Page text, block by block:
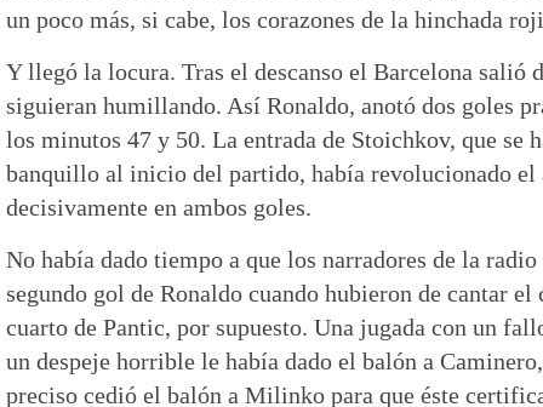
un poco más, si cabe, los corazones de la hinchada
Y llegó la locura. Tras el descanso el Barcelona salió
siguieran humillando. Así Ronaldo, anotó dos goles
los minutos 47 y 50. La entrada de Stoichkov, que se
banquillo al inicio del partido, había revolucionado el
decisivamente en ambos goles.
No había dado tiempo a que los narradores de la
segundo gol de Ronaldo cuando hubieron de cantar
cuarto de Pantic, por supuesto. Una jugada con un
un despeje horrible le había dado el balón a
preciso cedió el balón a Milinko para que éste